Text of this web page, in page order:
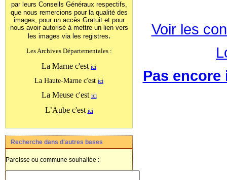
par leurs Conseils Généraux respectifs,
que nous remercions pour la qualité des
images, pour un accès Gratuit et pour
nous avoir autorisé à mettre un lien vers
les images via les registres.
Les Archives Départementales :
La Marne c'est ici
La Haute-Marne c'est ici
La Meuse c'est ici
L’Aube c'est ici
Recherche dans d'autres bases
Paroisse ou commune souhaitée :
Voir les
Pas